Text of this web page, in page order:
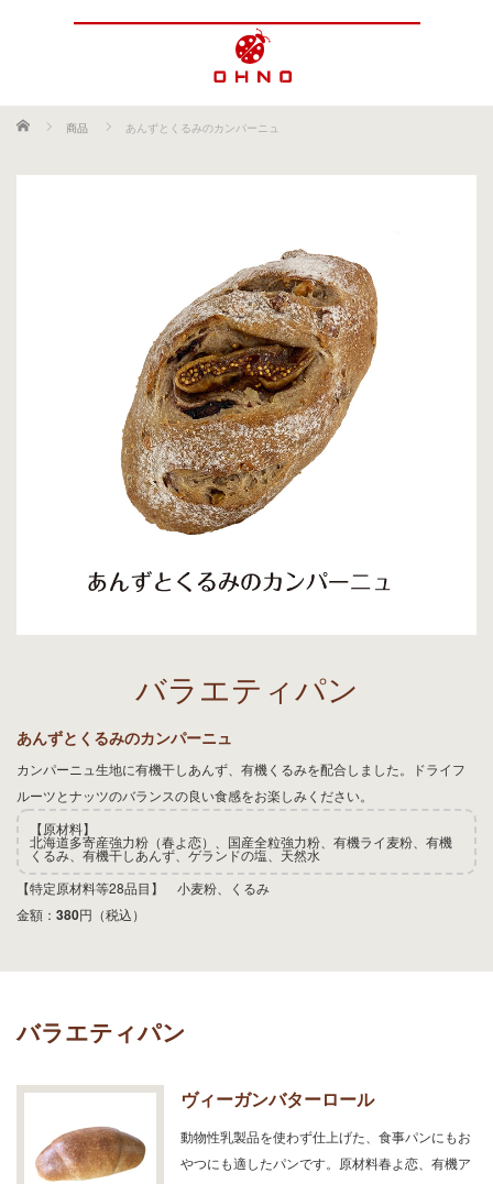
ホーム 商品 あんずとくるみのカンパーニュ
バラエティパン
あんずとくるみのカンパーニュ
カンパーニュ生地に有機干しあんず、有機くるみを配合しました。ドライフ
ルーツとナッツのバランスの良い食感をお楽しみください。
【原材料】
北海道多寄産強力粉（春よ恋）、国産全粒強力粉、有機ライ麦粉、有機
くるみ、有機干しあんず、ゲランドの塩、天然水
【特定原材料等28品目】 小麦粉、くるみ
金額： 380円（税込）
バラエティパン
ヴィーガンバターロール
動物性乳製品を使わず仕上げた、食事パンにもお
やつにも適したパンです。原材料春よ恋、有機ア